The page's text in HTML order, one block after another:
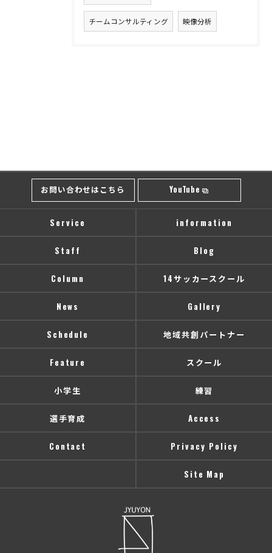
チームコンサルティング 映像分析
お問い合わせはこちら YouTube
Service information
Staff Blog
Column 14サッカースクール
News Gallery
Schedule 地域共創パートナー
Feature スクール
小学生 練習
選手育成 Access
Contact Privacy Policy
Site Map